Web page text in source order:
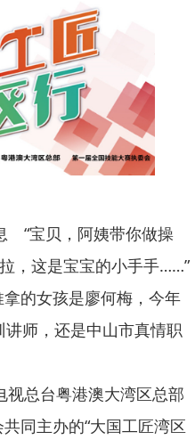
宝贝，阿姨带你做操
，这是宝宝的小手手……”
的女孩是廖何梅，今年
师，还是中山市真情职
总台粤港澳大湾区总部
同主办的“大国工匠湾区